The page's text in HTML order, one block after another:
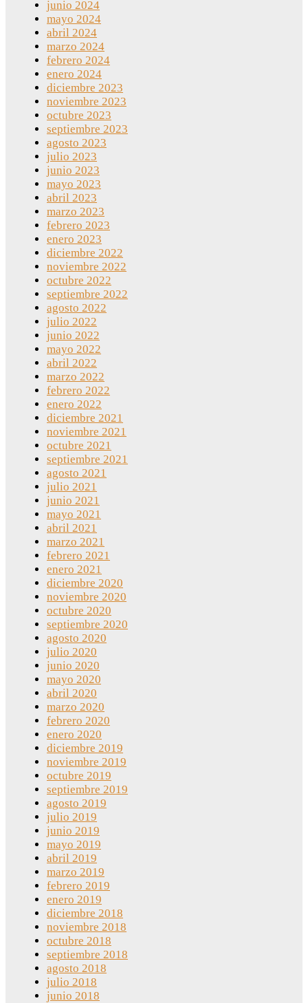
junio 2024
mayo 2024
abril 2024
marzo 2024
febrero 2024
enero 2024
diciembre 2023
noviembre 2023
octubre 2023
septiembre 2023
agosto 2023
julio 2023
junio 2023
mayo 2023
abril 2023
marzo 2023
febrero 2023
enero 2023
diciembre 2022
noviembre 2022
octubre 2022
septiembre 2022
agosto 2022
julio 2022
junio 2022
mayo 2022
abril 2022
marzo 2022
febrero 2022
enero 2022
diciembre 2021
noviembre 2021
octubre 2021
septiembre 2021
agosto 2021
julio 2021
junio 2021
mayo 2021
abril 2021
marzo 2021
febrero 2021
enero 2021
diciembre 2020
noviembre 2020
octubre 2020
septiembre 2020
agosto 2020
julio 2020
junio 2020
mayo 2020
abril 2020
marzo 2020
febrero 2020
enero 2020
diciembre 2019
noviembre 2019
octubre 2019
septiembre 2019
agosto 2019
julio 2019
junio 2019
mayo 2019
abril 2019
marzo 2019
febrero 2019
enero 2019
diciembre 2018
noviembre 2018
octubre 2018
septiembre 2018
agosto 2018
julio 2018
junio 2018